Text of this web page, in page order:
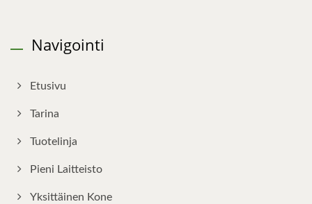
Navigointi
Etusivu
Tarina
Tuotelinja
Pieni Laitteisto
Yksittäinen Kone